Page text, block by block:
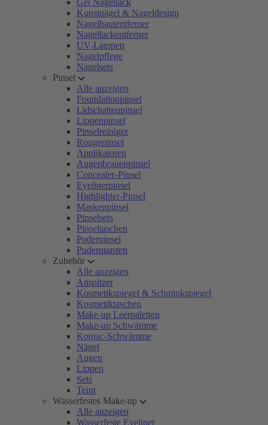
Gel Nagellack
Kunstnägel & Nageldesign
Nagelhautentferner
Nagellackentferner
UV-Lampen
Nagelpflege
Nagelsets
Pinsel
Alle anzeigen
Foundationpinsel
Lidschattenpinsel
Lippenpinsel
Pinselreiniger
Rougepinsel
Applikatoren
Augenbrauenpinsel
Concealer-Pinsel
Eyelinerpinsel
Highlighter-Pinsel
Maskenpinsel
Pinselsets
Pinseltaschen
Puderpinsel
Puderquasten
Zubehör
Alle anzeigen
Anspitzer
Kosmetikspiegel & Schminkspiegel
Kosmetiktaschen
Make-up Leerpaletten
Make-up Schwämme
Konjac-Schwämme
Nägel
Augen
Lippen
Sets
Teint
Wasserfestes Make-up
Alle anzeigen
Wasserfeste Eyeliner